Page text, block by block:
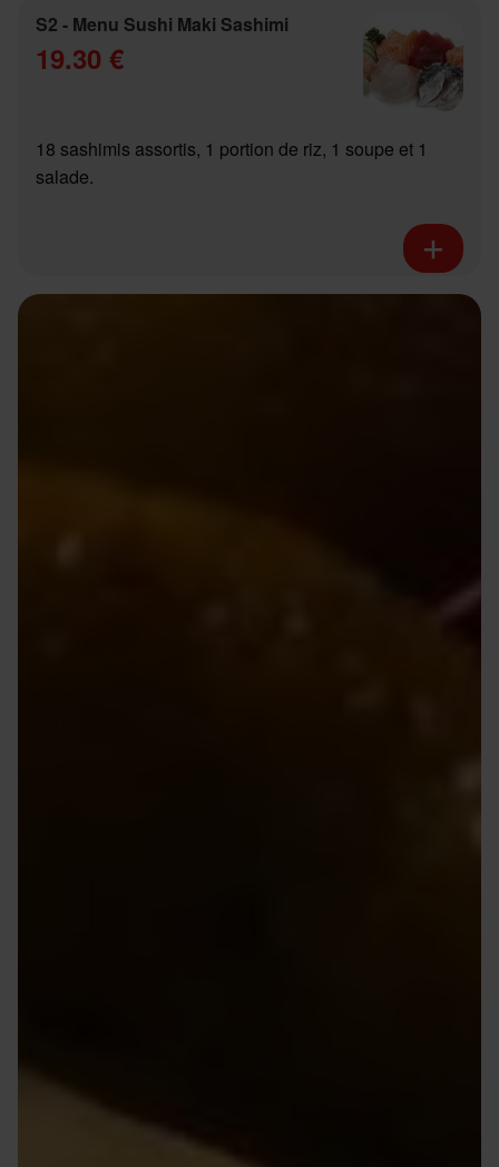
S2 - Menu Sushi Maki Sashimi
19.30 €
18 sashimis assortis, 1 portion de riz, 1 soupe et 1
salade.